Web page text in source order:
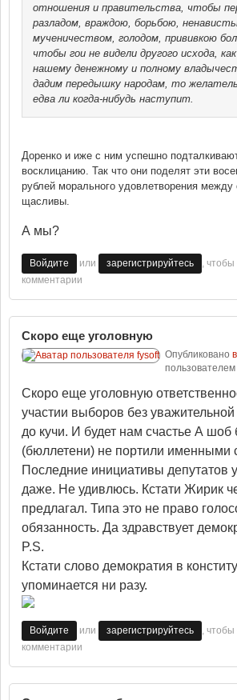
отношения и правительства, чтобы
разладом, враждою, борьбою,
мученичеством, голодом, прививкою
чтобы гои не видели другого исхода,
нашему денежному и полному
дадим передышку народам, то
едва ли когда-нибудь наступит.
Доренко и иже с ним успешно
восклицанию. Так что они поделят эти
рублей морального удовлетворения между
щасливы.
А мы?
Войдите или зарегистрируйтесь
,
комментарии
Скоро еще уголовную
Опубликовано
пользователем
Скоро еще уголовную
участии выборов без
до кучи. И будет нам счастье А шоб
(бюллетени) не портили именными
Последние инициативы
даже. Не удивлюсь. Кстати Жирик
предлагал. Типа это не право
обязанность. Да здравствует
P.S.
Кстати слово демократия в
упоминается ни разу.
Войдите или зарегистрируйтесь
, чтобы
комментарии